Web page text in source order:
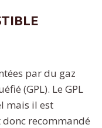
par du gaz
(GPL). Le GPL
mais il est
recommandé